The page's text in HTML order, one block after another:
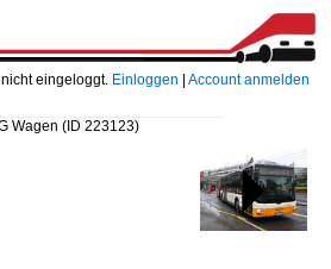
eingeloggt. Einloggen Account anmelden
Wagen (ID 223123)